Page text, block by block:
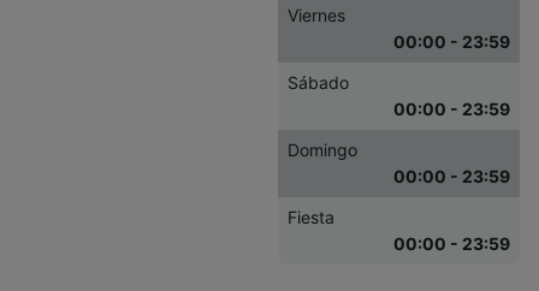
Viernes
00:00 - 23:59
Sábado
00:00 - 23:59
Domingo
00:00 - 23:59
Fiesta
00:00 - 23:59